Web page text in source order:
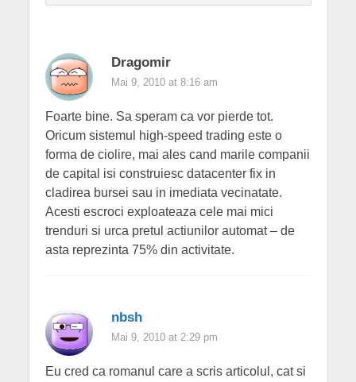
Dragomir
Mai 9, 2010 at 8:16 am
Foarte bine. Sa speram ca vor pierde tot.
Oricum sistemul high-speed trading este o
forma de ciolire, mai ales cand marile companii
de capital isi construiesc datacenter fix in
cladirea bursei sau in imediata vecinatate.
Acesti escroci exploateaza cele mai mici
trenduri si urca pretul actiunilor automat – de
asta reprezinta 75% din activitate.
nbsh
Mai 9, 2010 at 2:29 pm
Eu cred ca romanul care a scris articolul, cat si